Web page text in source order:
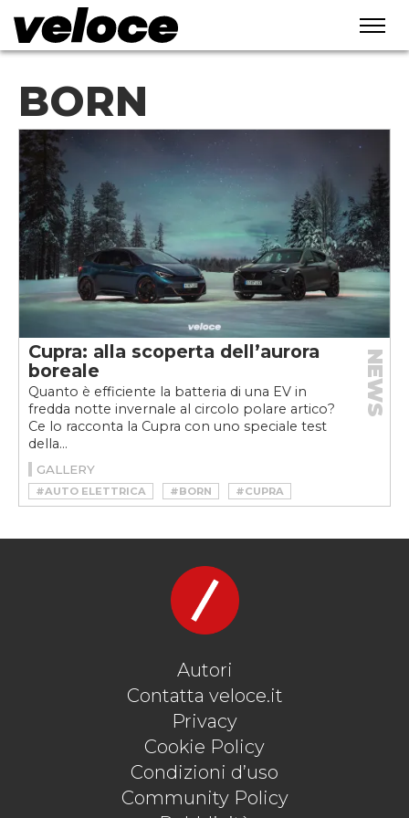
BORN
Cupra: alla scoperta dell’aurora
boreale
Quanto è efficiente la batteria di una EV in
fredda notte invernale al circolo polare artico?
Ce lo racconta la Cupra con uno speciale test
della...
NEWS
GALLERY
#AUTO ELETTRICA #BORN
#CUPRA
#CUPRA BORN
#CUPRA FORMENTOR
Autori
Contatta veloce.it
Privacy
Cookie Policy
Condizioni d’uso
Community Policy